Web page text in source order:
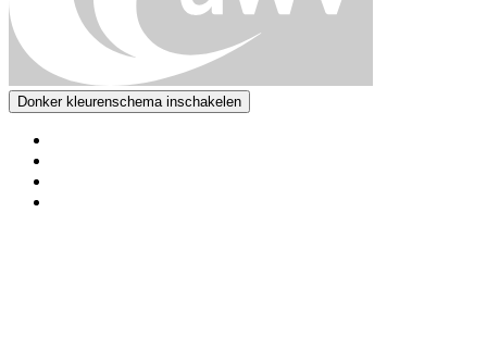
Donker kleurenschema inschakelen